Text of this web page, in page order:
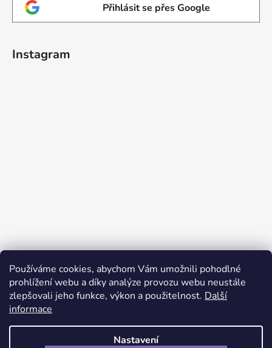
Používáme cookies, abychom Vám umožnili pohodlné
prohlížení webu a díky analýze provozu webu neustále
zlepšovali jeho funkce, výkon a použitelnost. Další
informace
Nastavení
Přihlásit se přes Google
Instagram
Sledovat na Instagramu
Facebook Instagram